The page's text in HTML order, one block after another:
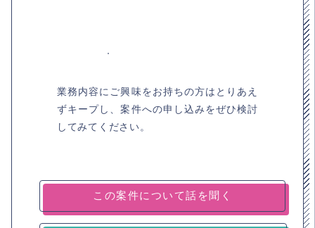
業務内容にご興味をお持ちの方はとりあえ
ずキープし、案件への申し込みをぜひ検討
してみてください。